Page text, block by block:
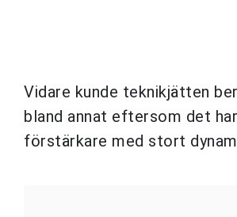
Vidare kunde teknikjätten
bland annat eftersom det
förstärkare med stort